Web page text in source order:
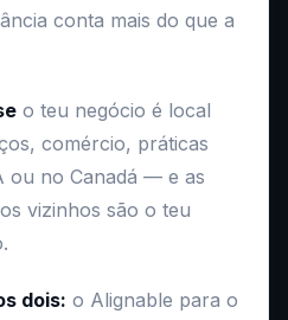
conta mais do que a
o teu negócio é local
comércio, práticas
ou no Canadá — e as
vizinhos são o teu
dois: o Alignable para o